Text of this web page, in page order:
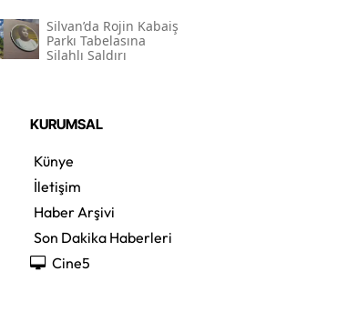
Silvan’da Rojin Kabaiş
Parkı Tabelasına
Silahlı Saldırı
KURUMSAL
Künye
İletişim
Haber Arşivi
Son Dakika Haberleri
Cine5